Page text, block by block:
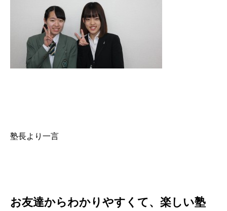
塾長より一言
お友達からわかりやすくて、楽しい塾